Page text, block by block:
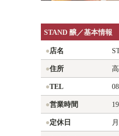
STAND 醸／基本情報
●店名
●住所
●TEL
●営業時間
●定休日